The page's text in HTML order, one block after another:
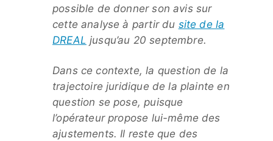
possible de donner son avis sur
cette analyse à partir du site de la
DREAL jusqu’au 20 septembre.
Dans ce contexte, la question de la
trajectoire juridique de la plainte en
question se pose, puisque
l’opérateur propose lui-même des
ajustements. Il reste que des